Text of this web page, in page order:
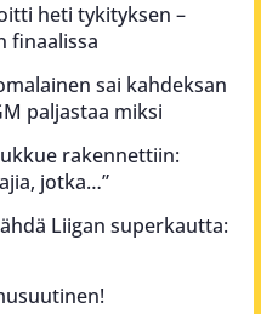
heti tykityksen –
finaalissa
sai kahdeksan
paljastaa miksi
rakennettiin:
jotka…”
Liigan superkautta: